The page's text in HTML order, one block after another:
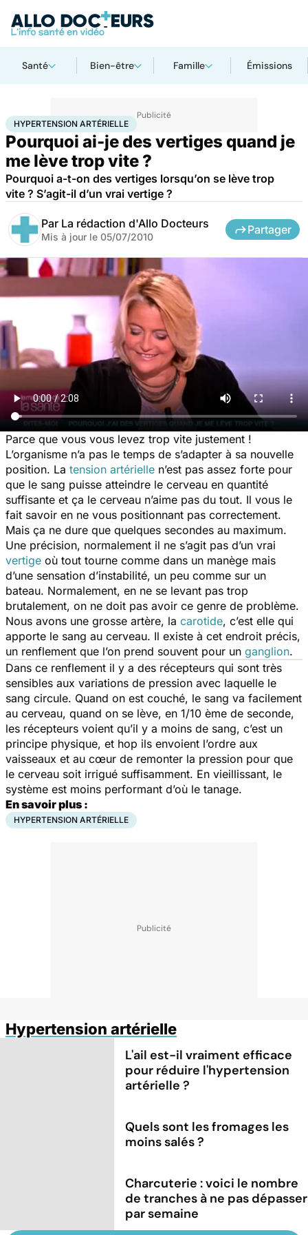
Santé Bien-être Famille Émissions
AccueilSantéHypertension artérielle
HYPERTENSION ARTÉRIELLE
Pourquoi ai-je des vertiges quand je
me lève trop vite ?
Pourquoi a-t-on des vertiges lorsqu’on se lève trop
vite ? S’agit-il d’un vrai vertige ?
Par La rédaction d'Allo Docteurs
Mis à jour le 05/07/2010
Partager
Parce que vous vous levez trop vite justement !
L’organisme n’a pas le temps de s’adapter à sa nouvelle
position. La tension artérielle n’est pas assez forte pour
que le sang puisse atteindre le cerveau en quantité
suffisante et ça le cerveau n’aime pas du tout. Il vous le
fait savoir en ne vous positionnant pas correctement.
Mais ça ne dure que quelques secondes au maximum.
Une précision, normalement il ne s’agit pas d’un vrai
vertige où tout tourne comme dans un manège mais
d’une sensation d’instabilité, un peu comme sur un
bateau. Normalement, en ne se levant pas trop
brutalement, on ne doit pas avoir ce genre de problème.
Nous avons une grosse artère, la carotide, c’est elle qui
apporte le sang au cerveau. Il existe à cet endroit précis,
un renflement que l’on prend souvent pour un ganglion.
Dans ce renflement il y a des récepteurs qui sont très
sensibles aux variations de pression avec laquelle le
sang circule. Quand on est couché, le sang va facilement
au cerveau, quand on se lève, en 1/10 ème de seconde,
les récepteurs voient qu’il y a moins de sang, c’est un
principe physique, et hop ils envoient l’ordre aux
vaisseaux et au cœur de remonter la pression pour que
le cerveau soit irrigué suffisamment. En vieillissant, le
système est moins performant d’où le tanage.
En savoir plus :
HYPERTENSION ARTÉRIELLE
Hypertension artérielle
L'ail est-il vraiment efficace
pour réduire l'hypertension
artérielle ?
Quels sont les fromages les
moins salés ?
Charcuterie : voici le nombre
de tranches à ne pas dépasser
par semaine